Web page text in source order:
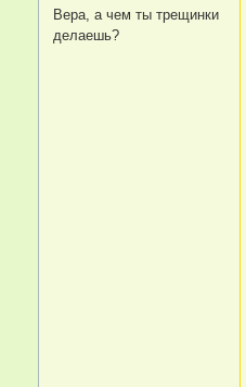
Вера, а чем ты трещинки
делаешь?